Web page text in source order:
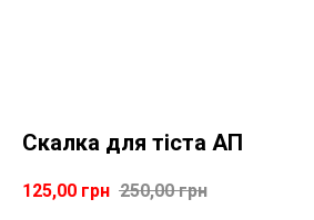
Скалка для тіста АП
125,00 грн 250,00 грн